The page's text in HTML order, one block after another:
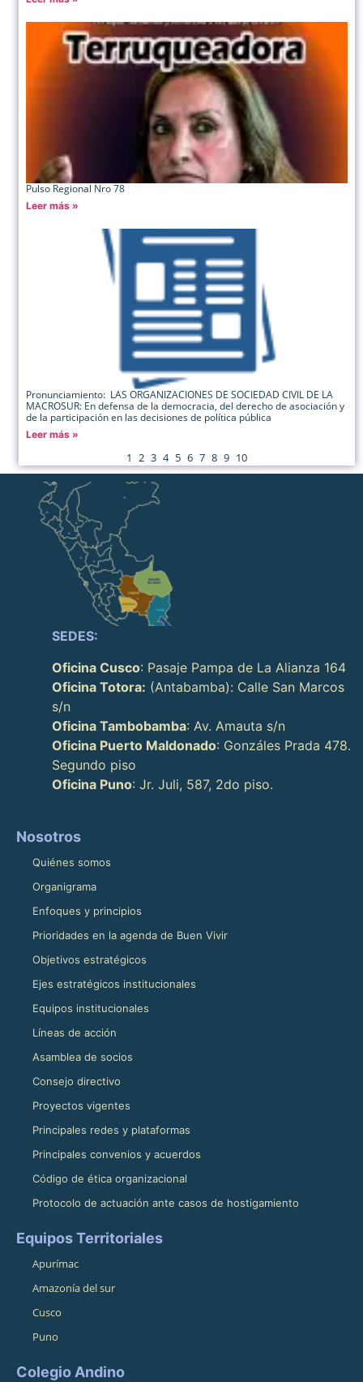
Pulso Regional Nro 78
Leer más »
Pronunciamiento: LAS ORGANIZACIONES DE SOCIEDAD CIVIL DE LA
MACROSUR: En defensa de la democracia, del derecho de asociación y
de la participación en las decisiones de política pública
Leer más »
1 2 3 4 5 6 7 8 9 10
SEDES:
Oficina Cusco: Pasaje Pampa de La Alianza 164
Oficina Totora: (Antabamba): Calle San Marcos
s/n
Oficina Tambobamba: Av. Amauta s/n
Oficina Puerto Maldonado: Gonzáles Prada 478.
Segundo piso
Oficina Puno: Jr. Juli, 587, 2do piso.
Nosotros
Quiénes somos
Organigrama
Enfoques y principios
Prioridades en la agenda de Buen Vivir
Objetivos estratégicos
Ejes estratégicos institucionales
Equipos institucionales
Líneas de acción
Asamblea de socios
Consejo directivo
Proyectos vigentes
Principales redes y plataformas
Principales convenios y acuerdos
Código de ética organizacional
Protocolo de actuación ante casos de hostigamiento
Equipos Territoriales
Apurímac
Amazonía del sur
Cusco
Puno
Colegio Andino